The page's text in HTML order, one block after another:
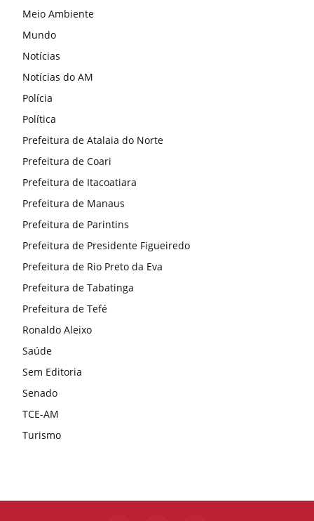
Meio Ambiente
Mundo
Notícias
Notícias do AM
Polícia
Política
Prefeitura de Atalaia do Norte
Prefeitura de Coari
Prefeitura de Itacoatiara
Prefeitura de Manaus
Prefeitura de Parintins
Prefeitura de Presidente Figueiredo
Prefeitura de Rio Preto da Eva
Prefeitura de Tabatinga
Prefeitura de Tefé
Ronaldo Aleixo
Saúde
Sem Editoria
Senado
TCE-AM
Turismo